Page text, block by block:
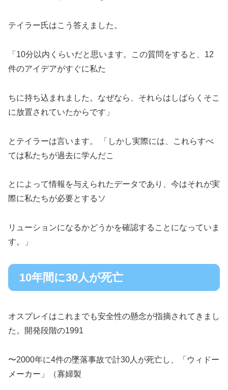
テイラー氏はこう答えました。
「10分以内くらいだと思います。この質問をすると、12
件のアイデアがすぐに私た
ちに持ち込まれました。なぜなら、それらはしばらくそこ
に放置されていたからです」
とテイラーは言います。 「しかし実際には、これらすべ
ては私たちが過去に学んだこ
とによって情報を与えられたデータであり、今はそれが実
際に私たちが必要とするソ
リューションになるかどうかを確認することになっていま
す。」
10年間に30人が死亡
オスプレイはこれまでも安全性の懸念が指摘されてきまし
た。開発段階の1991
〜2000年に4件の墜落事故で計30人が死亡し、「ウィドー
メーカー」（寡婦製